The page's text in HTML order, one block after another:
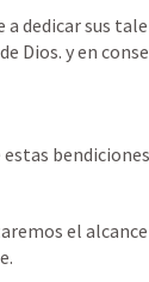
a dedicar sus
Dios. y en
estas
el